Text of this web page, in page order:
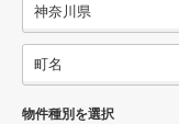
物件種別を選択